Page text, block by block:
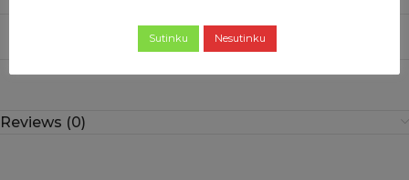
Height adjustment positions
Reviews (0)
Sutinku Nesutinku